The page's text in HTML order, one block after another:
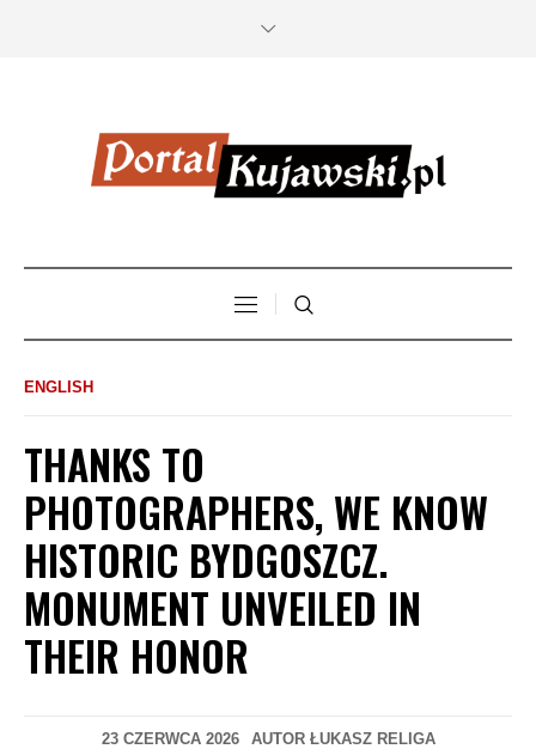
ENGLISH
THANKS TO
PHOTOGRAPHERS, WE KNOW
HISTORIC BYDGOSZCZ.
MONUMENT UNVEILED IN
THEIR HONOR
23 CZERWCA 2026 AUTOR ŁUKASZ RELIGA